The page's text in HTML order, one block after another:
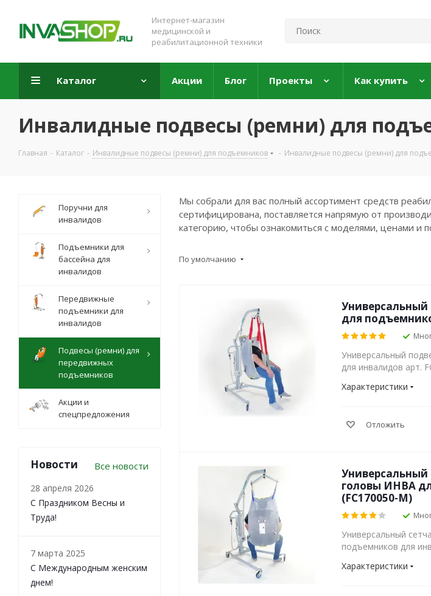
Интернет-магазин
медицинской и
реабилитационной техники
Каталог Акции Блог Проекты Как купить
Инвалидные подвесы (ремни) для
Главная - Каталог - Инвалидные подвесы (ремни) для подъемников - Инвалидные подвесы (ремни) для
Мы собрали для вас полный ассортимент средств
сертифицирована, поставляется напрямую от
категорию, чтобы ознакомиться с моделями, ценами и
По умолчанию
для
Универсальный
для инвалидов арт.
Характеристики
Отложить
головы ИНВА
(FC170050-М)
Универсальный
подъемников для
Характеристики
Поручни для
инвалидов
Подъемники для
бассейна для
инвалидов
Передвижные
подъемники для
инвалидов
Подвесы (ремни) для
передвижных
подъемников
Акции и
спецпредложения
Новости Все новости
28 апреля 2026
С Праздником Весны и
Труда!
7 марта 2025
С Международным женским
днем!